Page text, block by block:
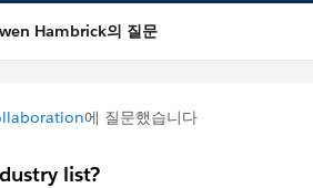
Hambrick의 질문
에 질문했습니다
list?